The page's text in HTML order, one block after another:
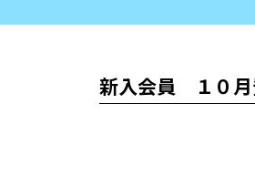
新入会員 １０